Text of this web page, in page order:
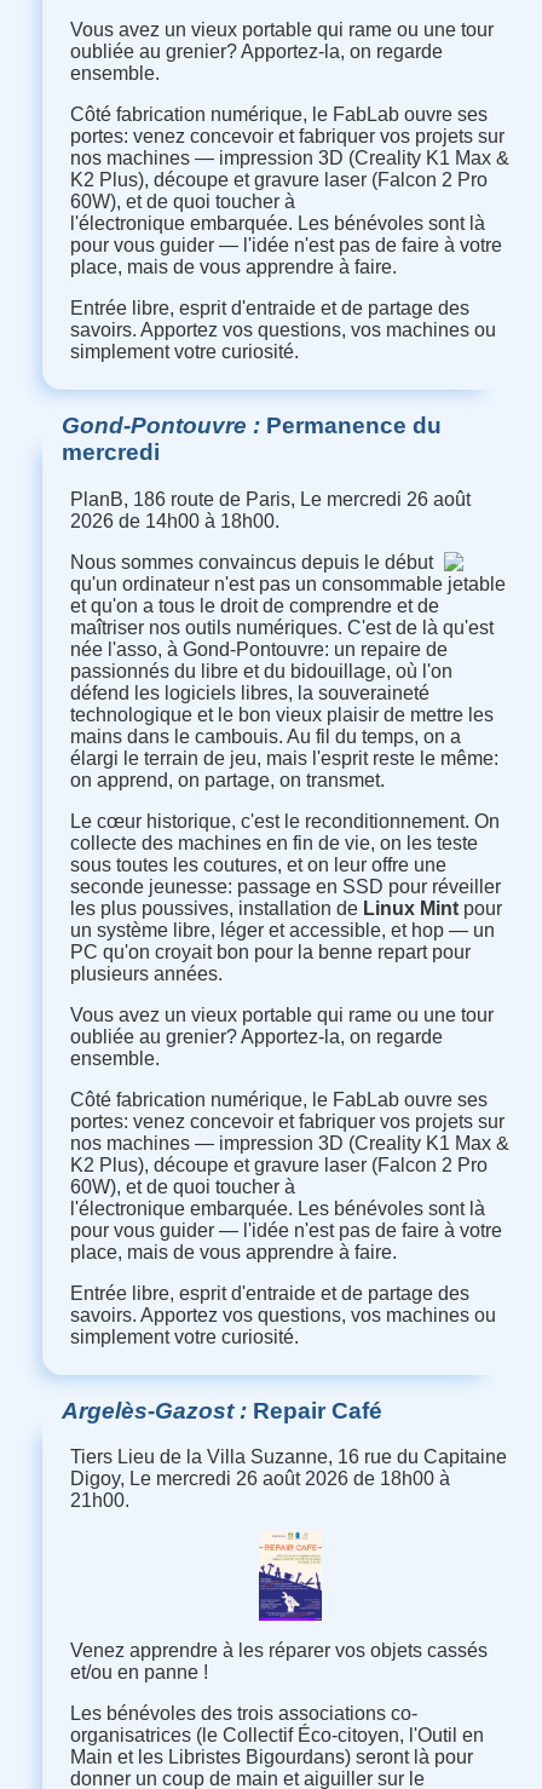
Vous avez un vieux portable qui rame ou une tour
oubliée au grenier? Apportez-la, on regarde
ensemble.
Côté fabrication numérique, le FabLab ouvre ses
portes: venez concevoir et fabriquer vos projets sur
nos machines — impression 3D (Creality K1 Max &
K2 Plus), découpe et gravure laser (Falcon 2 Pro
60W), et de quoi toucher à
l'électronique embarquée. Les bénévoles sont là
pour vous guider — l'idée n'est pas de faire à votre
place, mais de vous apprendre à faire.
Entrée libre, esprit d'entraide et de partage des
savoirs. Apportez vos questions, vos machines ou
simplement votre curiosité.
Gond-Pontouvre Permanence du
mercredi
PlanB, 186 route de Paris, Le mercredi 26 août
2026 de 14h00 à 18h00.
Nous sommes convaincus depuis le début
qu'un ordinateur n'est pas un consommable jetable
et qu'on a tous le droit de comprendre et de
maîtriser nos outils numériques. C'est de là qu'est
née l'asso, à Gond-Pontouvre: un repaire de
passionnés du libre et du bidouillage, où l'on
défend les logiciels libres, la souveraineté
technologique et le bon vieux plaisir de mettre les
mains dans le cambouis. Au fil du temps, on a
élargi le terrain de jeu, mais l'esprit reste le même:
on apprend, on partage, on transmet.
Le cœur historique, c'est le reconditionnement. On
collecte des machines en fin de vie, on les teste
sous toutes les coutures, et on leur offre une
seconde jeunesse: passage en SSD pour réveiller
les plus poussives, installation de Linux Mintpour
un système libre, léger et accessible, et hop — un
PC qu'on croyait bon pour la benne repart pour
plusieurs années.
Vous avez un vieux portable qui rame ou une tour
oubliée au grenier? Apportez-la, on regarde
ensemble.
Côté fabrication numérique, le FabLab ouvre ses
portes: venez concevoir et fabriquer vos projets sur
nos machines — impression 3D (Creality K1 Max &
K2 Plus), découpe et gravure laser (Falcon 2 Pro
60W), et de quoi toucher à
l'électronique embarquée. Les bénévoles sont là
pour vous guider — l'idée n'est pas de faire à votre
place, mais de vous apprendre à faire.
Entrée libre, esprit d'entraide et de partage des
savoirs. Apportez vos questions, vos machines ou
simplement votre curiosité.
Argelès-Gazost Repair Café
Tiers Lieu de la Villa Suzanne, 16 rue du Capitaine
Digoy, Le mercredi 26 août 2026 de 18h00 à
21h00.
Venez apprendre à les réparer vos objets cassés
et/ou en panne !
Les bénévoles des trois associations co-
organisatrices (le Collectif Éco-citoyen, l'Outil en
Main et les Libristes Bigourdans) seront là pour
donner un coup de main et aiguiller sur le